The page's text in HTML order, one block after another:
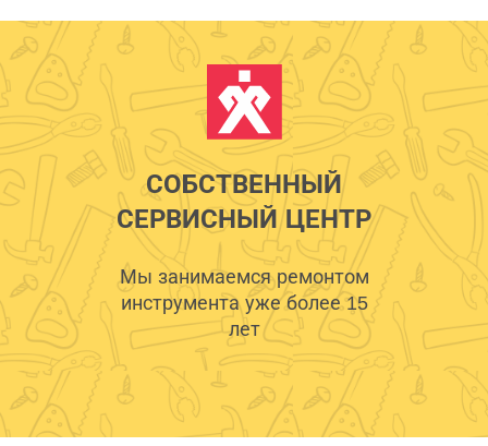
СОБСТВЕННЫЙ
СЕРВИСНЫЙ ЦЕНТР
Мы занимаемся ремонтом
инструмента уже более 15
лет